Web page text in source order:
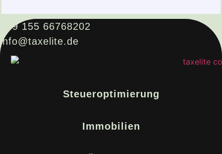
+49 155 66768202
info@taxelite.de
Steueroptimierung
Immobilien